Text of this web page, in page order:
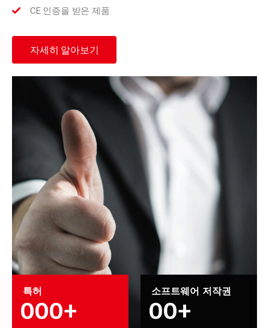
CE 인증을 받은 제품
자세히 알아보기
특허
000+
소프트웨어 저작권
00+